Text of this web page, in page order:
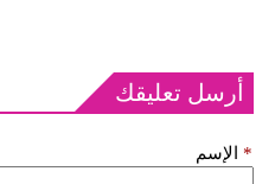
أرسل تعليقك
الإسم *